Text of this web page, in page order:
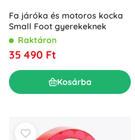
Fa járóka és motoros kocka
Small Foot gyerekeknek
Raktáron
35 490 Ft
Kosárba